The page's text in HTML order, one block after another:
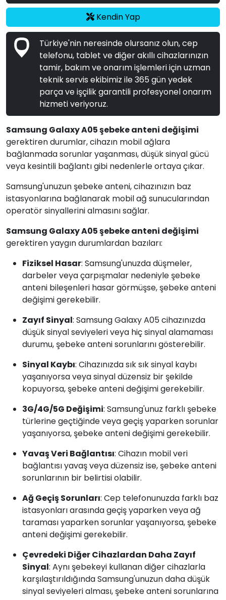
Kendin Yap
Türkiye'nin neresinde olursanız olun, cep
telefonu, tablet ve diğer akıllı cihazlarınızın
tamir, bakım ve onarım işlemleri için uzman
teknik servis ekibimiz ile 365 gün yedek
parça ve işçilik garantili profesyonel onarım
hizmeti veriyoruz.
Samsung Galaxy A05 şebeke anteni değişimi
gerektiren durumlar, cihazın mobil ağlara
bağlanmada sorunlar yaşanması, düşük sinyal gücü
veya kesintili bağlantı gibi nedenlerle ortaya çıkar.
Samsung'unuzun şebeke anteni, cihazınızın baz
istasyonlarına bağlanarak mobil ağ sunucularından
operatör sinyallerini almasını sağlar.
Samsung Galaxy A05 şebeke anteni değişimi
gerektiren yaygın durumlardan bazıları:
Fiziksel Hasar: Samsung'unuzda düşmeler,
darbeler veya çarpışmalar nedeniyle şebeke
anteni bileşenleri hasar görmüşse, şebeke anteni
değişimi gerekebilir.
Zayıf Sinyal: Samsung Galaxy A05 cihazınızda
düşük sinyal seviyeleri veya hiç sinyal alamaması
durumu, şebeke anteni sorunlarını gösterebilir.
Sinyal Kaybı: Cihazınızda sık sık sinyal kaybı
yaşanıyorsa veya sinyal düzensiz bir şekilde
kopuyorsa, şebeke anteni değişimi gerekebilir.
3G/4G/5G Değişimi: Samsung'unuz farklı şebeke
türlerine geçtiğinde veya geçiş yaparken sorunlar
yaşanıyorsa, şebeke anteni değişimi gerekebilir.
Yavaş Veri Bağlantısı: Cihazın mobil veri
bağlantısı yavaş veya düzensiz ise, şebeke anteni
sorunlarının bir belirtisi olabilir.
Ağ Geçiş Sorunları: Cep telefonunuzda farklı baz
istasyonları arasında geçiş yaparken veya ağ
taraması yaparken sorunlar yaşanıyorsa, şebeke
anteni değişimi gerekebilir.
Çevredeki Diğer Cihazlardan Daha Zayıf
Sinyal: Aynı şebekeyi kullanan diğer cihazlarla
karşılaştırıldığında Samsung'unuzun daha düşük
sinyal seviyeleri alması, şebeke anteni sorunlarına